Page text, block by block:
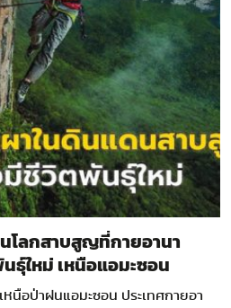
โลกสาบสูญที่กายอานา
ธุ์ใหม่ เหนือแอมะซอน
หนือป่าฝนแอมะซอน ประเทศกายอา